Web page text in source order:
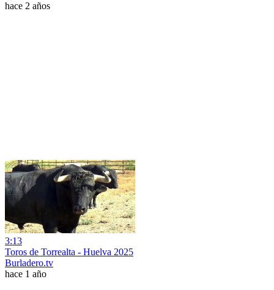
hace 2 años
3:13
Toros de Torrealta - Huelva 2025
Burladero.tv
hace 1 año